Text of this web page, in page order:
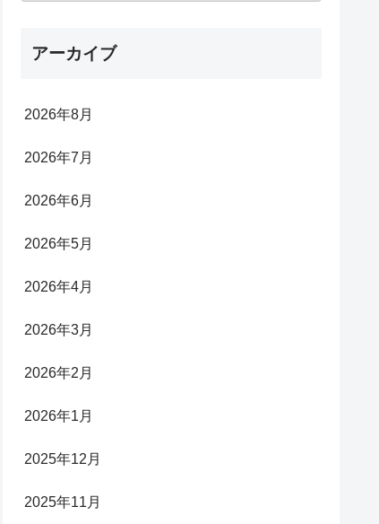
アーカイブ
2026年8月
2026年7月
2026年6月
2026年5月
2026年4月
2026年3月
2026年2月
2026年1月
2025年12月
2025年11月